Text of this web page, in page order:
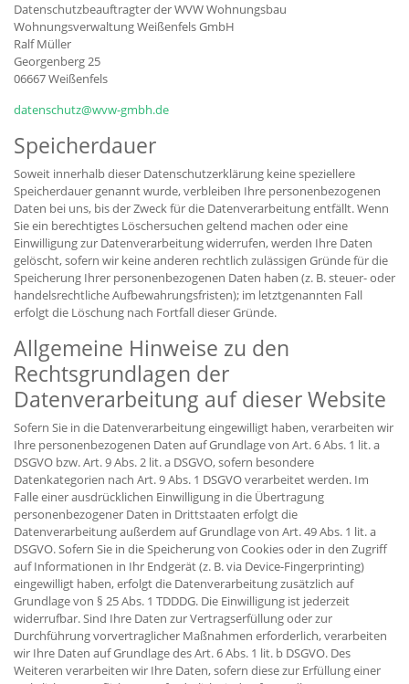
Datenschutzbeauftragter der WVW Wohnungsbau
Wohnungsverwaltung Weißenfels GmbH
Ralf Müller
Georgenberg 25
06667 Weißenfels
datenschutz@wvw-gmbh.de
Speicherdauer
Soweit innerhalb dieser Datenschutzerklärung keine speziellere
Speicherdauer genannt wurde, verbleiben Ihre personenbezogenen
Daten bei uns, bis der Zweck für die Datenverarbeitung entfällt. Wenn
Sie ein berechtigtes Löschersuchen geltend machen oder eine
Einwilligung zur Datenverarbeitung widerrufen, werden Ihre Daten
gelöscht, sofern wir keine anderen rechtlich zulässigen Gründe für die
Speicherung Ihrer personenbezogenen Daten haben (z. B. steuer- oder
handelsrechtliche Aufbewahrungsfristen); im letztgenannten Fall
erfolgt die Löschung nach Fortfall dieser Gründe.
Allgemeine Hinweise zu den
Rechtsgrundlagen der
Datenverarbeitung auf dieser Website
Sofern Sie in die Datenverarbeitung eingewilligt haben, verarbeiten wir
Ihre personenbezogenen Daten auf Grundlage von Art. 6 Abs. 1 lit. a
DSGVO bzw. Art. 9 Abs. 2 lit. a DSGVO, sofern besondere
Datenkategorien nach Art. 9 Abs. 1 DSGVO verarbeitet werden. Im
Falle einer ausdrücklichen Einwilligung in die Übertragung
personenbezogener Daten in Drittstaaten erfolgt die
Datenverarbeitung außerdem auf Grundlage von Art. 49 Abs. 1 lit. a
DSGVO. Sofern Sie in die Speicherung von Cookies oder in den Zugriff
auf Informationen in Ihr Endgerät (z. B. via Device-Fingerprinting)
eingewilligt haben, erfolgt die Datenverarbeitung zusätzlich auf
Grundlage von § 25 Abs. 1 TDDDG. Die Einwilligung ist jederzeit
widerrufbar. Sind Ihre Daten zur Vertragserfüllung oder zur
Durchführung vorvertraglicher Maßnahmen erforderlich, verarbeiten
wir Ihre Daten auf Grundlage des Art. 6 Abs. 1 lit. b DSGVO. Des
Weiteren verarbeiten wir Ihre Daten, sofern diese zur Erfüllung einer